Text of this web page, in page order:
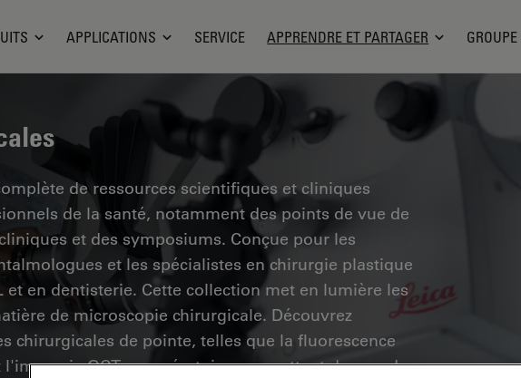
APPLICATIONS SERVICE APPRENDRE ET PARTAGER GROUPE
de ressources scientifiques et cliniques
de la santé, notamment des points de vue de
et des symposiums. Conçue pour les
et les spécialistes en chirurgie plastique
et en dentisterie. Cette collection met en lumière les
de microscopie chirurgicale. Découvrez
chirurgicales de pointe, telles que la fluorescence
OCT peropératoire, permettent de prendre